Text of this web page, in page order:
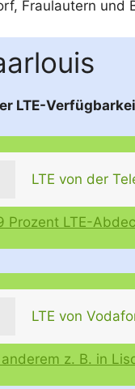
, Fraulautern und
LTE-
LTE von der
Prozent LTE-
LTE von
z. B. in